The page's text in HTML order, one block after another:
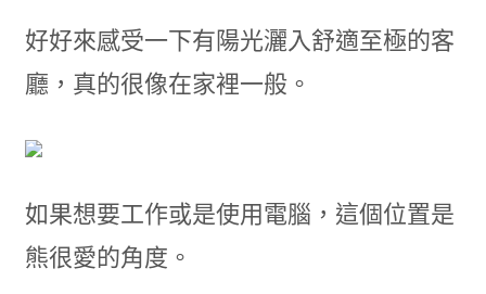
好好來感受一下有陽光灑入舒適至極的客
廳，真的很像在家裡一般。
如果想要工作或是使用電腦，這個位置是
熊很愛的角度。